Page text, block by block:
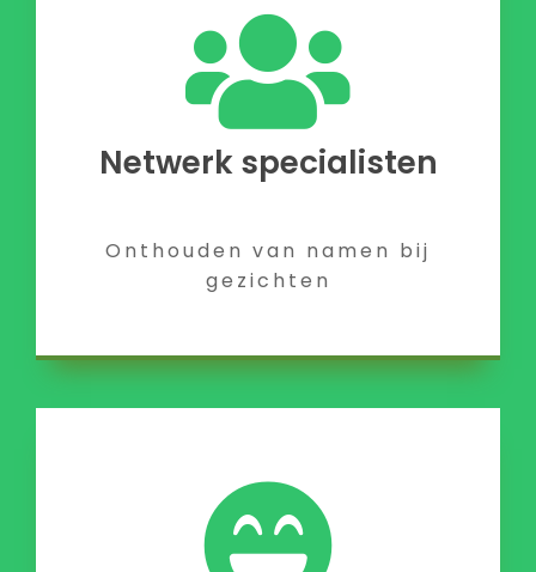
Netwerk specialisten
Onthouden van namen bij
gezichten